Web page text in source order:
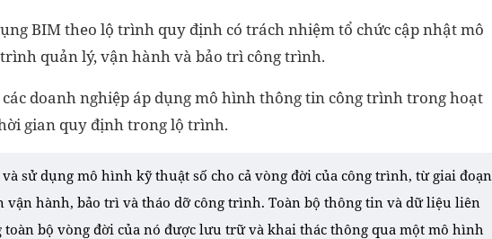
BIM theo lộ trình quy định có trách nhiệm tổ chức cập nhật mô
quản lý, vận hành và bảo trì công trình.
doanh nghiệp áp dụng mô hình thông tin công trình trong hoạt
gian quy định trong lộ trình.
sử dụng mô hình kỹ thuật số cho cả vòng đời của công trình, từ giai đoạn
vận hành, bảo trì và tháo dỡ công trình. Toàn bộ thông tin và dữ liệu liên
bộ vòng đời của nó được lưu trữ và khai thác thông qua một mô hình